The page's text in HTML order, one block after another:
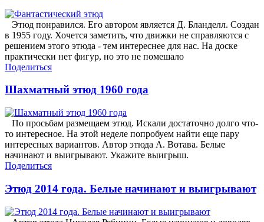
Этюд понравился. Его автором является Д. Бланделл. Создан
в 1955 году. Хочется заметить, что движки не справляются с
решением этого этюда - тем интереснее для нас. На доске
практически нет фигур, но это не помешало
Поделиться
Шахматный этюд 1960 года
По просьбам размещаем этюд. Искали достаточно долго что-
то интересное. На этой неделе попробуем найти еще пару
интересных вариантов. Автор этюда А. Вотава. Белые
начинают и выигрывают. Укажите выигрыш.
Поделиться
Этюд 2014 года. Белые начинают и выигрывают